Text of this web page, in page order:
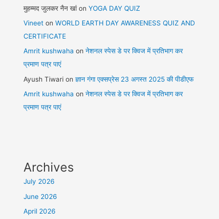
मुहम्मद जुलकर नैन खांonYOGA DAY QUIZ
Vineet onWORLD EARTH DAY AWARENESS QUIZ AND
CERTIFICATE
Amrit kushwaha onनेशनल स्पेस डे पर क्विज में प्रतिभाग कर
प्रमाण पत्र पाएं
Ayush Tiwari onज्ञान गंगा एक्सप्रेस 23 अगस्त 2025 की पीडीएफ
Amrit kushwaha onनेशनल स्पेस डे पर क्विज में प्रतिभाग कर
प्रमाण पत्र पाएं
Archives
July 2026
June 2026
April 2026